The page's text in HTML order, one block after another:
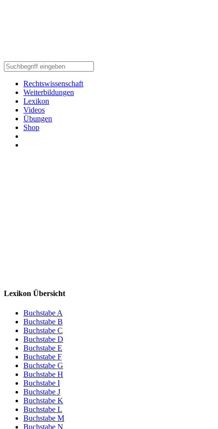
Rechtswissenschaft
Weiterbildungen
Lexikon
Videos
Übungen
Shop
Lexikon Übersicht
Buchstabe A
Buchstabe B
Buchstabe C
Buchstabe D
Buchstabe E
Buchstabe F
Buchstabe G
Buchstabe H
Buchstabe I
Buchstabe J
Buchstabe K
Buchstabe L
Buchstabe M
Buchstabe N